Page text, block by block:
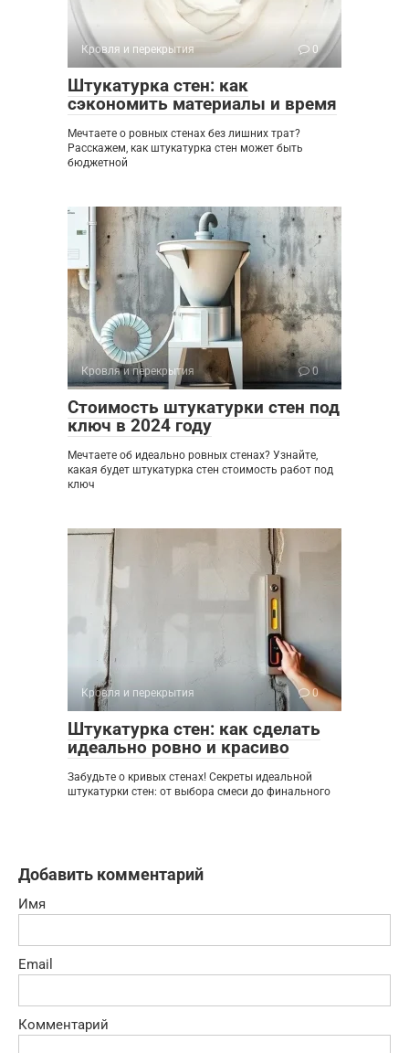
Кровля и перекрытия 0
Штукатурка стен: как
сэкономить материалы и время
Мечтаете о ровных стенах без лишних трат?
Расскажем, как штукатурка стен может быть
бюджетной
Кровля и перекрытия 0
Стоимость штукатурки стен под
ключ в 2024 году
Мечтаете об идеально ровных стенах? Узнайте,
какая будет штукатурка стен стоимость работ под
ключ
Кровля и перекрытия 0
Штукатурка стен: как сделать
идеально ровно и красиво
Забудьте о кривых стенах! Секреты идеальной
штукатурки стен: от выбора смеси до финального
Добавить комментарий
Имя
Email
Комментарий